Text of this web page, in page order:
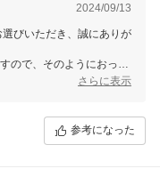
2024/09/13
びいただき、誠にありが
ので、そのようにおっし
幸いです。
よりお待ちしております。
さらに表示
参考になった